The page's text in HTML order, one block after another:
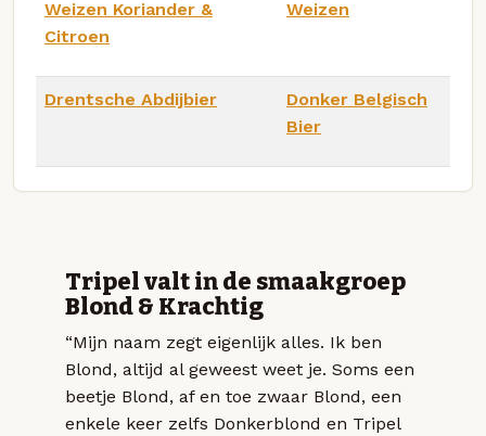
Weizen Koriander &
Citroen
Weizen
Drentsche Abdijbier
Donker Belgisch
Bier
Tripel valt in de smaakgroep
Blond & Krachtig
“Mijn naam zegt eigenlijk alles. Ik ben
Blond, altijd al geweest weet je. Soms een
beetje Blond, af en toe zwaar Blond, een
enkele keer zelfs Donkerblond en Tripel